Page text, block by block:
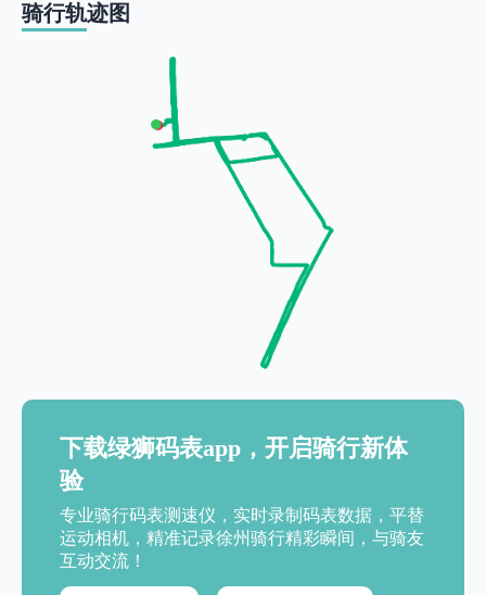
骑行轨迹图
下载绿狮码表app，开启骑行新体
验
专业骑行码表测速仪，实时录制码表数据，平替
运动相机，精准记录徐州骑行精彩瞬间，与骑友
互动交流！